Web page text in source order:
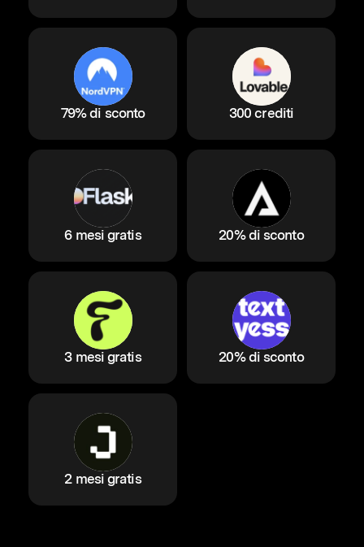
79% di sconto 300 crediti
6 mesi gratis 20% di sconto
3 mesi gratis 20% di sconto
2 mesi gratis